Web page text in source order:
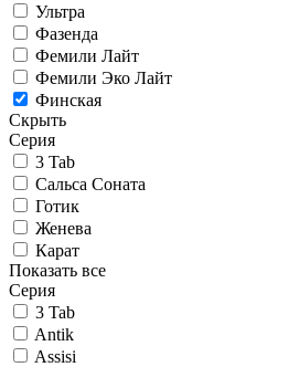
Ультра
Фазенда
Фемили Лайт
Фемили Эко Лайт
Финская
Скрыть
Серия
3 Tab
Сальса Соната
Готик
Женева
Карат
Показать все
Серия
3 Tab
Antik
Assisi